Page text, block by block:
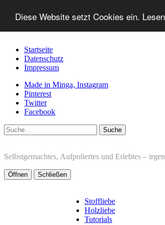
Diese Website setzt Cookies ein.
Startseite
Datenschutz
Impressum
Made in Minga, Instagram
Pinterest
Twitter
Facebook
Suche
Selbstgemachtes, Aufpoliertes und Erlebtes –
Öffnen Schließen
Stoffliebe
Holzliebe
Tutorials